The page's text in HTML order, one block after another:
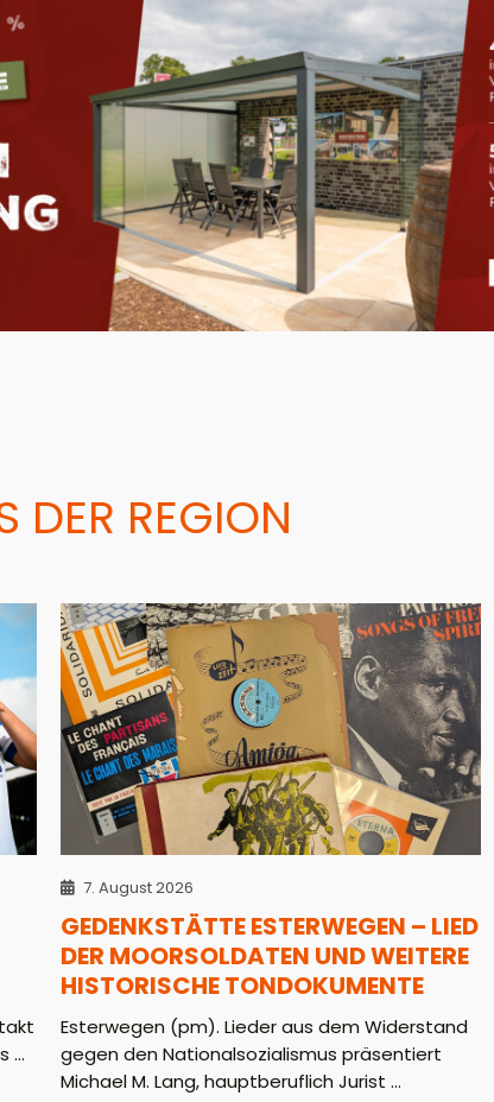
DER REGION
...
7. August 2026
GEDENKSTÄTTE ESTERWEGEN – LIED
DER MOORSOLDATEN UND WEITERE
HISTORISCHE TONDOKUMENTE
Esterwegen (pm). Lieder aus dem Widerstand
gegen den Nationalsozialismus präsentiert
Michael M. Lang, hauptberuflich Jurist ...